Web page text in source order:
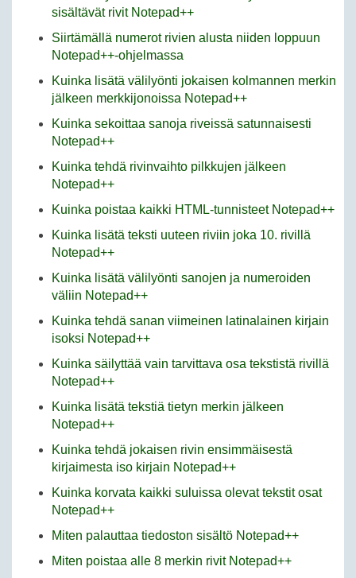
sisältävät rivit Notepad++
Siirtämällä numerot rivien alusta niiden loppuun
Notepad++-ohjelmassa
Kuinka lisätä välilyönti jokaisen kolmannen merkin
jälkeen merkkijonoissa Notepad++
Kuinka sekoittaa sanoja riveissä satunnaisesti
Notepad++
Kuinka tehdä rivinvaihto pilkkujen jälkeen
Notepad++
Kuinka poistaa kaikki HTML-tunnisteet Notepad++
Kuinka lisätä teksti uuteen riviin joka 10. rivillä
Notepad++
Kuinka lisätä välilyönti sanojen ja numeroiden
väliin Notepad++
Kuinka tehdä sanan viimeinen latinalainen kirjain
isoksi Notepad++
Kuinka säilyttää vain tarvittava osa tekstistä rivillä
Notepad++
Kuinka lisätä tekstiä tietyn merkin jälkeen
Notepad++
Kuinka tehdä jokaisen rivin ensimmäisestä
kirjaimesta iso kirjain Notepad++
Kuinka korvata kaikki suluissa olevat tekstit osat
Notepad++
Miten palauttaa tiedoston sisältö Notepad++
Miten poistaa alle 8 merkin rivit Notepad++